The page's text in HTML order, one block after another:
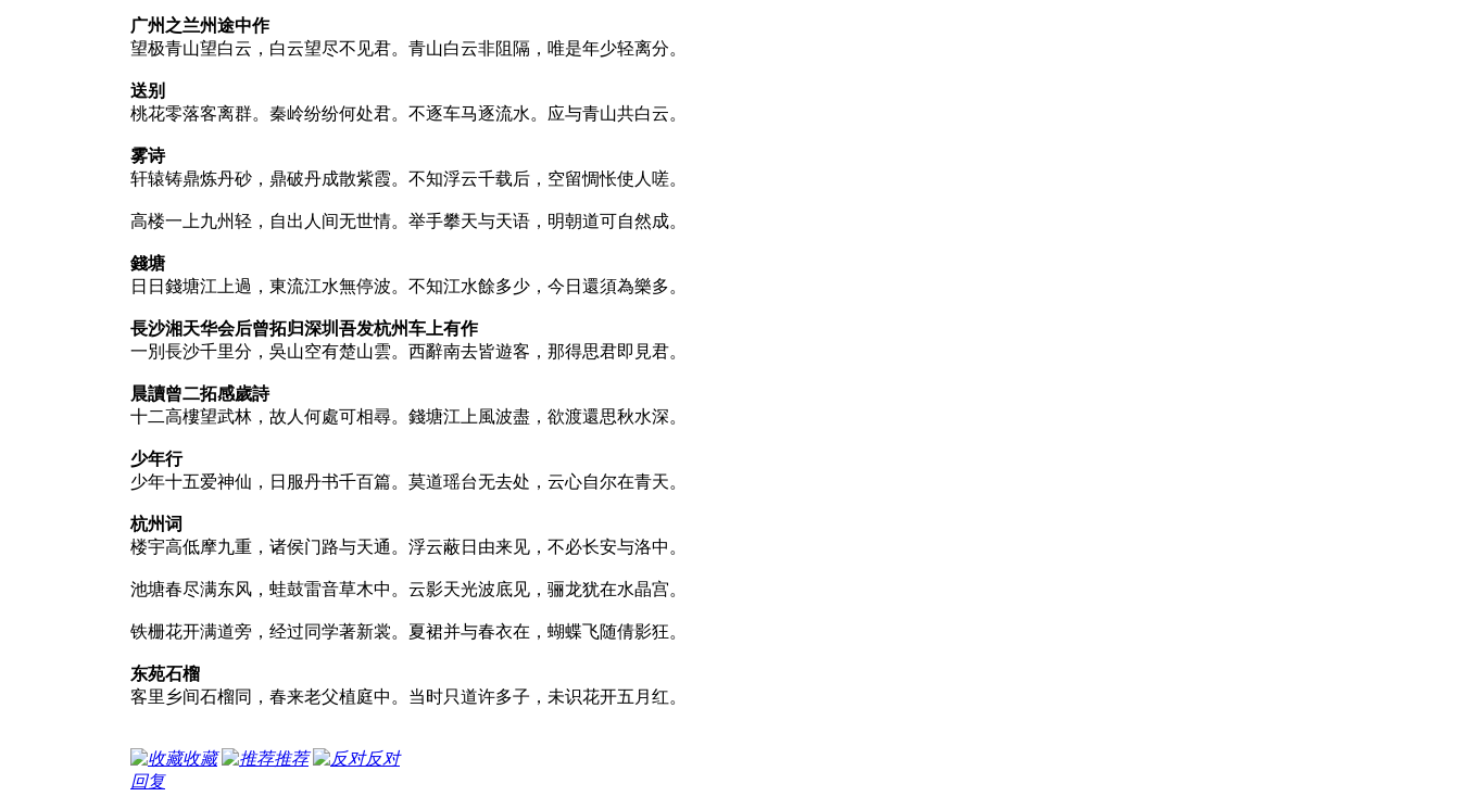
广州之兰州途中作
望极青山望白云，白云望尽不见君。青山白云非阻隔，唯是年少轻离分。
送别
桃花零落客离群。秦岭纷纷何处君。不逐车马逐流水。应与青山共白云。
雾诗
轩辕铸鼎炼丹砂，鼎破丹成散紫霞。不知浮云千载后，空留惆怅使人嗟。
高楼一上九州轻，自出人间无世情。举手攀天与天语，明朝道可自然成。
錢塘
日日錢塘江上過，東流江水無停波。不知江水餘多少，今日還須為樂多。
長沙湘天华会后曾拓归深圳吾发杭州车上有作
一別長沙千里分，吳山空有楚山雲。西辭南去皆遊客，那得思君即見君。
晨讀曾二拓感歲詩
十二高樓望武林，故人何處可相尋。錢塘江上風波盡，欲渡還思秋水深。
少年行
少年十五爱神仙，日服丹书千百篇。莫道瑶台无去处，云心自尔在青天。
杭州词
楼宇高低摩九重，诸侯门路与天通。浮云蔽日由来见，不必长安与洛中。
池塘春尽满东风，蛙鼓雷音草木中。云影天光波底见，骊龙犹在水晶宫。
铁栅花开满道旁，经过同学著新裳。夏裙并与春衣在，蝴蝶飞随倩影狂。
东苑石榴
客里乡间石榴同，春来老父植庭中。当时只道许多子，未识花开五月红。
收藏 推荐
反对
回复